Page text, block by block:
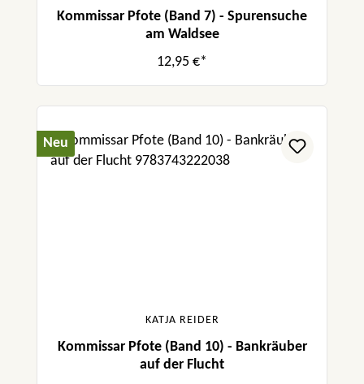
Kommissar Pfote (Band 7) - Spurensuche
am Waldsee
12,95 €*
Neu
KATJA REIDER
Kommissar Pfote (Band 10) - Bankräuber
auf der Flucht